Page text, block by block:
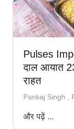
Pulses
दाल आयात
राहत
Pankaj Singh
और पढ़ें ...